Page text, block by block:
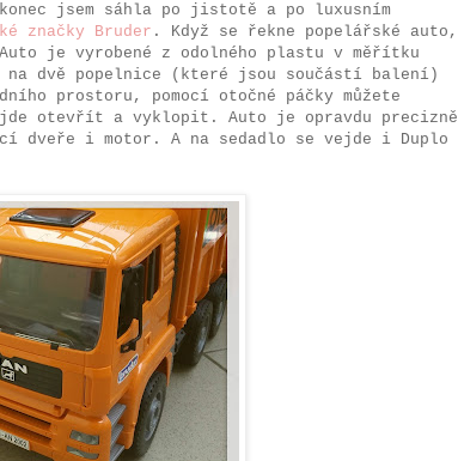
jsem sáhla po jistotě a po luxusním
značky Bruder . Když se řekne popelářské auto,
je vyrobené z odolného plastu v měřítku
dvě popelnice (které jsou součástí balení)
prostoru, pomocí otočné páčky můžete
otevřít a vyklopit. Auto je opravdu precizně
dveře i motor. A na sedadlo se vejde i Duplo